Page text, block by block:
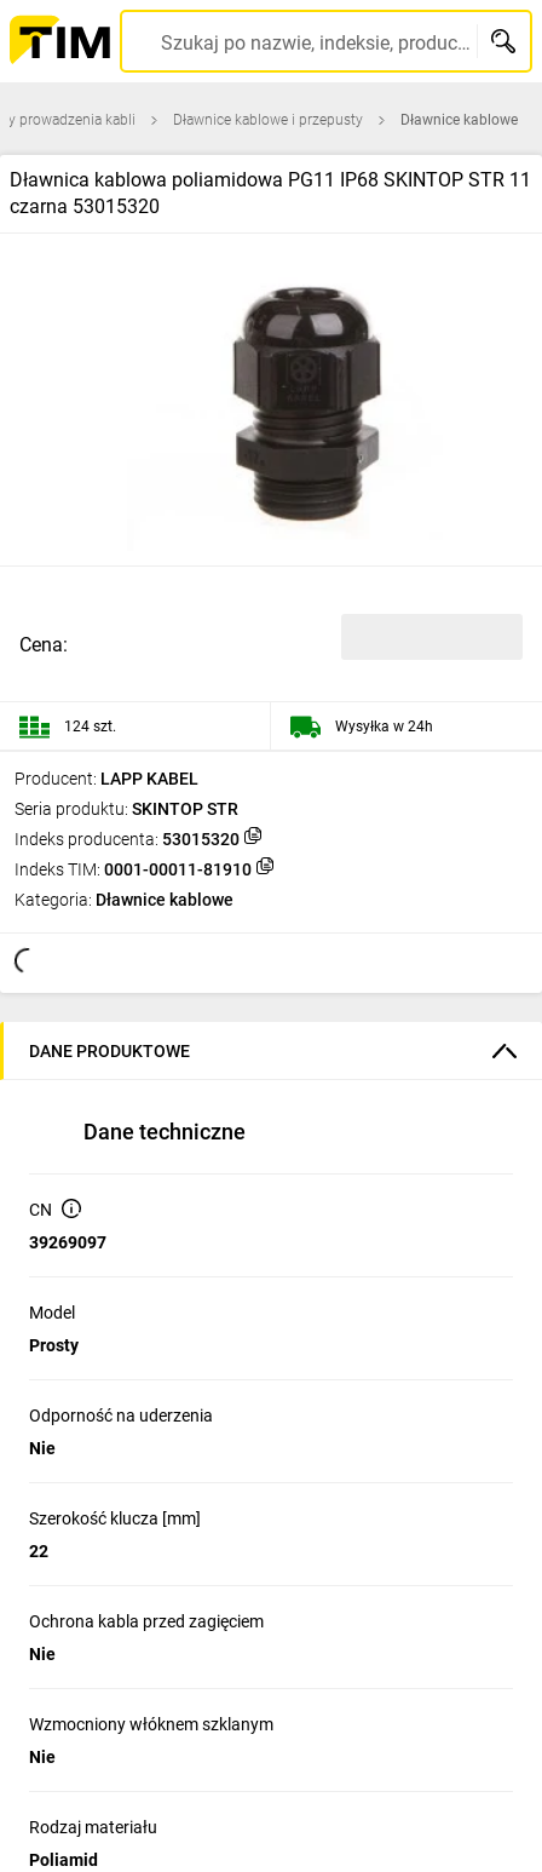
Szukaj po nazwie, indeksie, producencie, kodzie kreskowym...
prowadzenia kabli Dławnice kablowe i przepusty Dławnice kablowe
Dławnica kablowa poliamidowa PG11 IP68 SKINTOP STR 11
czarna 53015320
Producent: LAPP KABEL
Seria produktu: SKINTOP STR
Indeks producenta: 53015320
Indeks TIM: 0001-00011-81910
Kategoria: Dławnice kablowe
Cena:
124 szt. Wysyłka w 24h
DANE PRODUKTOWE
Dane techniczne
CN
39269097
Model
Prosty
Odporność na uderzenia
Nie
Szerokość klucza [mm]
22
Ochrona kabla przed zagięciem
Nie
Wzmocniony włóknem szklanym
Nie
Rodzaj materiału
Poliamid